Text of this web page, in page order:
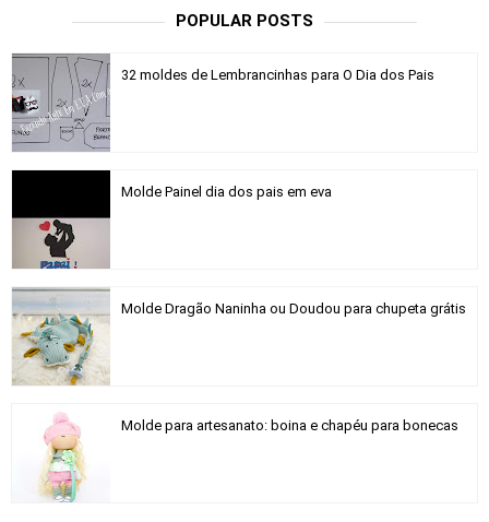
POPULAR POSTS
32 moldes de Lembrancinhas para O Dia dos Pais
Molde Painel dia dos pais em eva
Molde Dragão Naninha ou Doudou para chupeta grátis
Molde para artesanato: boina e chapéu para bonecas